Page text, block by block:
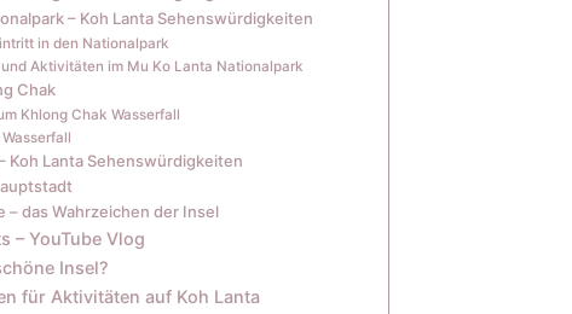
– Koh Lanta Sehenswürdigkeiten
in den Nationalpark
Aktivitäten im Mu Ko Lanta Nationalpark
Chak
Khlong Chak Wasserfall
Koh Lanta Sehenswürdigkeiten
– das Wahrzeichen der Insel
– YouTube Vlog
Insel?
für Aktivitäten auf Koh Lanta